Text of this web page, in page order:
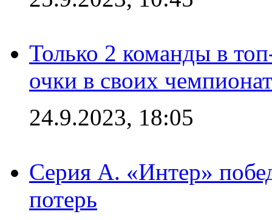
Только 2 команды в
очки в своих
24.9.2023, 18:05
Серия А. «Интер»
потерь